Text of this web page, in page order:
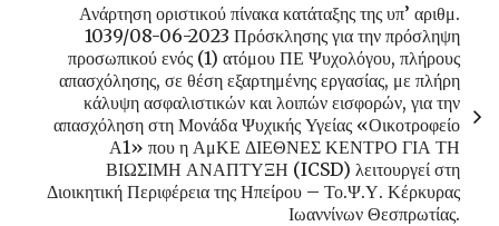
Ανάρτηση οριστικού πίνακα κατάταξης της υπ’ αριθμ.
1039/08-06-2023 Πρόσκλησης για την πρόσληψη
προσωπικού ενός (1) ατόμου ΠΕ Ψυχολόγου, πλήρους
απασχόλησης, σε θέση εξαρτημένης εργασίας, με πλήρη
κάλυψη ασφαλιστικών και λοιπών εισφορών, για την
απασχόληση στη Μονάδα Ψυχικής Υγείας «Οικοτροφείο
Α1» που η ΑμΚΕ ΔΙΕΘΝΕΣ ΚΕΝΤΡΟ ΓΙΑ ΤΗ
ΒΙΩΣΙΜΗ ΑΝΑΠΤΥΞΗ (ICSD) λειτουργεί στη
Διοικητική Περιφέρεια της Ηπείρου – Το.Ψ.Υ. Κέρκυρας
Ιωαννίνων Θεσπρωτίας.